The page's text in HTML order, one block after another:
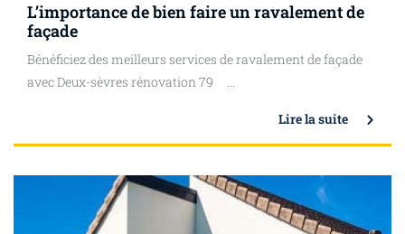
L’importance de bien faire un ravalement de
façade
Bénéficiez des meilleurs services de ravalement de façade
avec Deux-sèvres rénovation 79 ...
Lire la suite